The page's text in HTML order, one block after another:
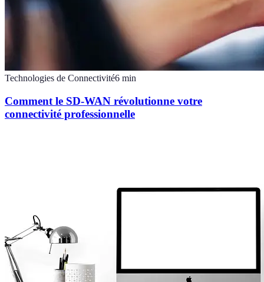
Technologies de Connectivité6 min
Comment le SD-WAN révolutionne votre
connectivité professionnelle